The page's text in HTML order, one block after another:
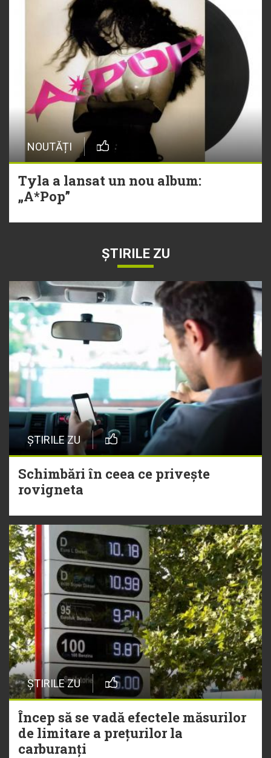
NOUTĂȚI
Tyla a lansat un nou album:
„A*Pop”
ȘTIRILE ZU
ȘTIRILE ZU
Schimbări în ceea ce privește
rovigneta
ȘTIRILE ZU
Încep să se vadă efectele măsurilor
de limitare a prețurilor la
carburanți